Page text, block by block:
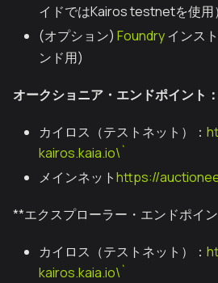
イドではKairos testnetを使用）
(オプション) Foundryインス
ンド用)
オークショニア・エンドポイント：
カイロス（テストネット）：
kairos.kaia.io\`
メインネットhttps://
**エクスプローラー・エンドポイン
カイロス（テストネット）：
kairos.kaia.io\`